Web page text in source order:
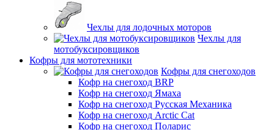
Чехлы для лодочных моторов
Чехлы для
мотобуксировщиков
Кофры для мототехники
Кофры для снегоходов
Кофр на снегоход BRP
Кофр на снегоход Ямаха
Кофр на снегоход Русская Механика
Кофр на снегоход Arctic Cat
Кофр на снегоход Поларис